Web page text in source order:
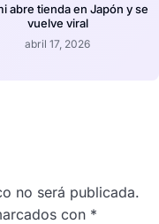
abre tienda en Japón y se
vuelve viral
abril 17, 2026
no será publicada.
con *